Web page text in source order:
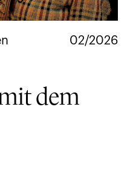
02/2026
dem